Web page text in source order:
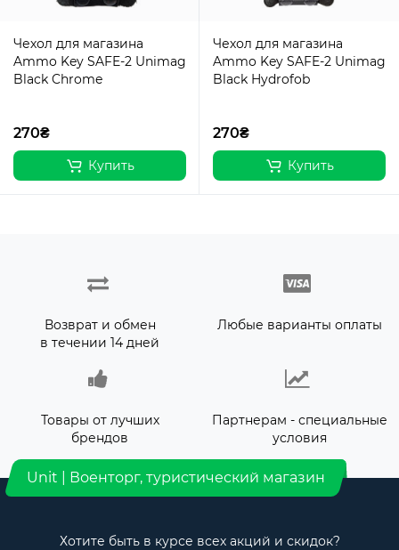
Чехол для магазина
Ammo Key SAFE-2 Unimag
Black Chrome
270₴
Купить
Чехол для магазина
Ammo Key SAFE-2 Unimag
Black Hydrofob
270₴
Купить
Возврат и обмен
в течении 14 дней
Любые варианты оплаты
Товары от лучших
брендов
Партнерам - специальные
условия
Unit | Военторг, туристический магазин
Хотите быть в курсе всех акций и скидок?